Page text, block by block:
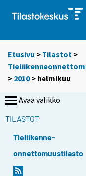
Etusivu > Tilastot >
> 2010> helmikuu
Avaa valikko
TILASTOT
Tieliikenne-
onnettomuustilasto